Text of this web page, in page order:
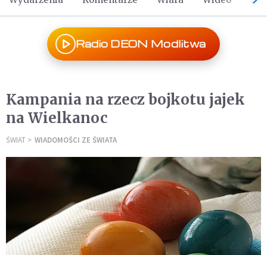
Radio DEON Modlitwa
Kampania na rzecz bojkotu jajek
na Wielkanoc
ŚWIAT WIADOMOŚCI ZE ŚWIATA